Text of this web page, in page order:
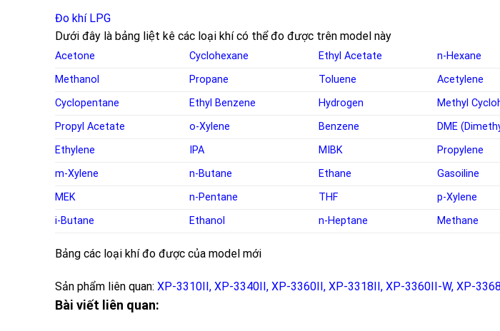
Đo khí LPG
Dưới đây là bảng liệt kê các loại khí có thể đo được trên model này
Acetone Cyclohexane Ethyl Acetate
n-Hexane
Methanol
Propane Toluene
Acetylene
Cyclopentane
Ethyl Benzene Hydrogen
Methyl
Propyl Acetate
o-Xylene Benzene
DME
Ethylene
IPA MIBK
Propylene
m-Xylene
n-Butane Ethane
Gasoiline
MEK
n-Pentane THF
p-Xylene
i-Butane
Ethanol n-Heptane Methane
Bảng các loại khí đo được của model mới
Sản phẩm liên quan: XP-3310II, XP-3340II, XP-3360II, XP-3318II, XP-3360II-W, XP-
Bài viết liên quan: